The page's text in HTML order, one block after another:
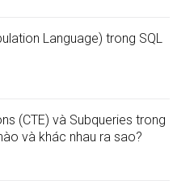
Language) trong SQL
(CTE) và Subqueries trong
và khác nhau ra sao?